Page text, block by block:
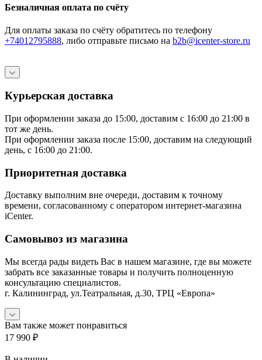
Безналичная оплата по счёту
Для оплаты заказа по счёту обратитесь по телефону
+74012795888, либо отправьте письмо на b2b@icenter-store.ru
Курьерская доставка
При оформлении заказа до 15:00, доставим с 16:00 до 21:00 в
тот же день.
При оформлении заказа после 15:00, доставим на следующий
день, с 16:00 до 21:00.
Приоритетная доставка
Доставку выполним вне очереди, доставим к точному
времени, согласованному с оператором интернет-магазина
iCenter.
Самовывоз из магазина
Мы всегда рады видеть Вас в нашем магазине, где вы можете
забрать все заказанные товары и получить полноценную
консультацию специалистов.
г. Калининград, ул.Театральная, д.30, ТРЦ «Европа»
Вам также может понравиться
17 990 ₽